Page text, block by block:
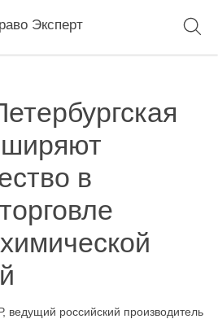
Эксперт
в
российский производитель